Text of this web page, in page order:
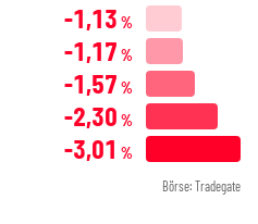
-1,13 %
-1,17 %
-1,57 %
-2,30 %
-3,01 %
Börse: Tradegate